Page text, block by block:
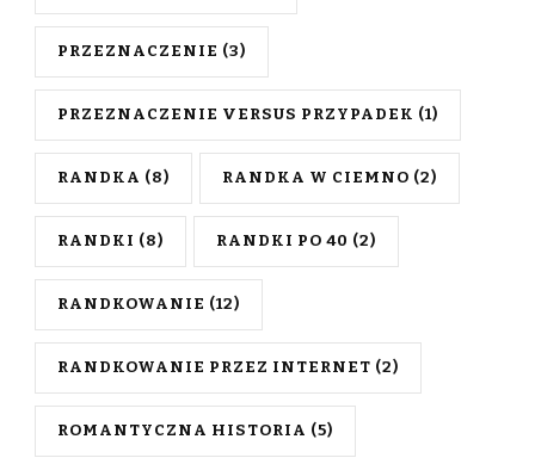
PRZEZNACZENIE (3)
PRZEZNACZENIE VERSUS PRZYPADEK (1)
RANDKA (8) RANDKA W CIEMNO (2)
RANDKI (8) RANDKI PO 40 (2)
RANDKOWANIE (12)
RANDKOWANIE PRZEZ INTERNET (2)
ROMANTYCZNA HISTORIA (5)